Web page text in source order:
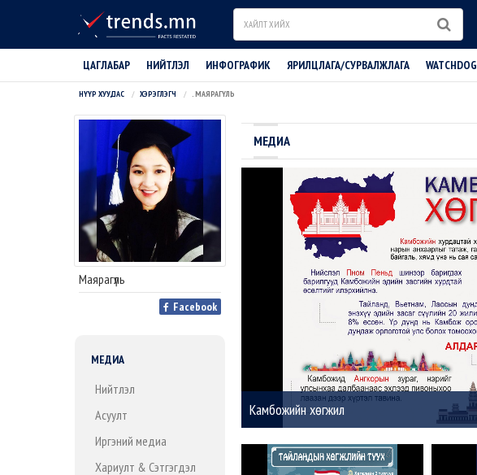
Search
ЦАГЛАБАР НИЙТЛЭЛ ИНФОГРАФИК ЯРИЛЦЛАГА/СУРВАЛЖЛАГА WATCHDOG
НҮҮР ХУУДАС ХЭРЭГЛЭГЧ . МАЯРАГҮЛЬ
Маярагүль
Facebook
МЕДИА
Нийтлэл
Асуулт
Иргэний медиа
Хариулт & Сэтгэгдэл
МЕДИА
Камбожийн хөгжил